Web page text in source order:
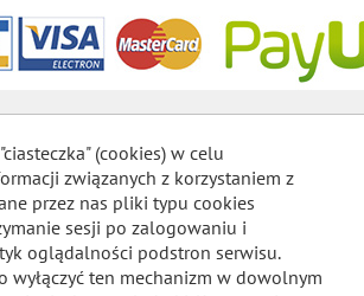
(cookies) w celu
związanych z korzystaniem z
przez nas pliki typu cookies
sesji po zalogowaniu i
oglądalności podstron serwisu.
wyłączyć ten mechanizm w dowolnym